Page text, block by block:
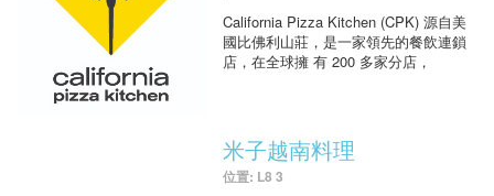
California Pizza Kitchen (CPK) 源自美
國比佛利山莊，是一家領先的餐飲連鎖
店，在全球擁 有 200 多家分店，
米子越南料理
位置: L8 3